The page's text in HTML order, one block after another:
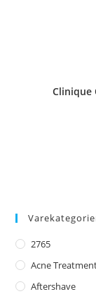
Clinique
2765
Acne
Aftershave